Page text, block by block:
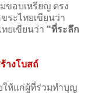
ขอบเหรียญ ตรง
ระไทยเขียนว่า
ยเขียนว่า "ที่ระลึก
างโบสถ์
ห้แก่ผู้ที่ร่วมทำบุญ